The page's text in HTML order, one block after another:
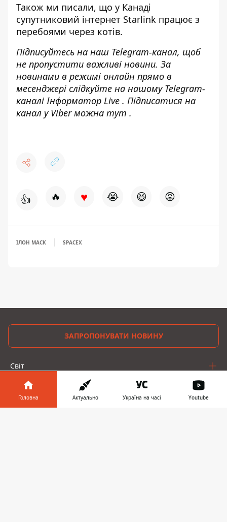
Також ми писали, що у Канаді
супутниковий інтернет Starlink працює з
перебоями через котів.
Підписуйтесь на наш Telegram-канал, щоб
не пропустити важливі новини. За
новинами в режимі онлайн прямо в
месенджері слідкуйте на нашому Telegram-
каналі Інформатор Live . Підписатися на
канал у Viber можна тут .
👍 🔥 ♥ 😭 😆 😡
ІЛОН МАСК SPACEX
ЗАПРОПОНУВАТИ НОВИНУ
Світ
Україна
Київ
Головна Актуально Україна на часі Youtube